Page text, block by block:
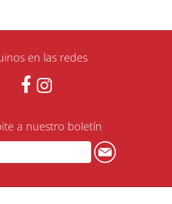
en las redes
a nuestro boletín